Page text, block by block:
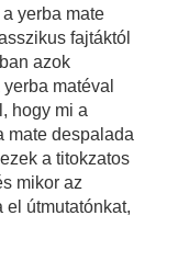
yerba mate
fajtáktól
azok
matéval
hogy mi a
mate despalada
a titokzatos
mikor az
útmutatónkat,